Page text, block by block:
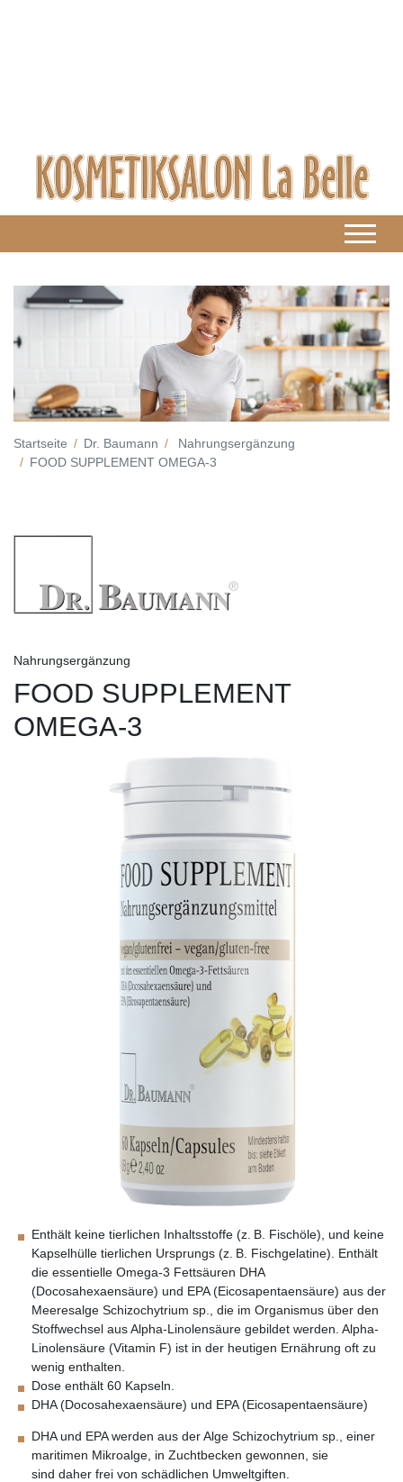
Startseite Dr. Baumann
Nahrungsergänzung
FOOD SUPPLEMENT OMEGA-3
Nahrungsergänzung
FOOD SUPPLEMENT
OMEGA-3
Enthält keine tierlichen Inhaltsstoffe (z. B. Fischöle), und keine
Kapselhülle tierlichen Ursprungs (z. B. Fischgelatine). Enthält
die essentielle Omega-3 Fettsäuren DHA
(Docosahexaensäure) und EPA (Eicosapentaensäure) aus der
Meeresalge Schizochytrium sp., die im Organismus über den
Stoffwechsel aus Alpha-Linolensäure gebildet werden. Alpha-
Linolensäure (Vitamin F) ist in der heutigen Ernährung oft zu
wenig enthalten.
Dose enthält 60 Kapseln.
DHA (Docosahexaensäure) und EPA (Eicosapentaensäure)
DHA und EPA werden aus der Alge Schizochytrium sp., einer
maritimen Mikroalge, in Zuchtbecken gewonnen, sie
sind daher frei von schädlichen Umweltgiften.